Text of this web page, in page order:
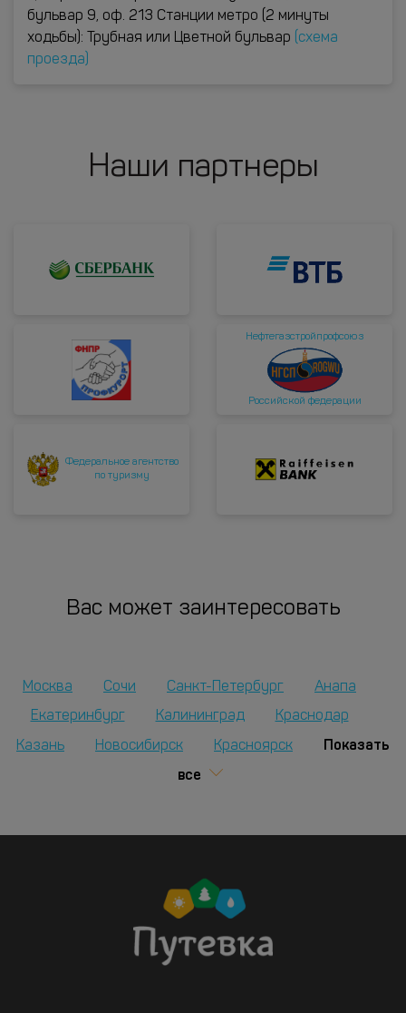
бульвар 9, оф. 213 Станции метро (2 минуты
ходьбы): Трубная или Цветной бульвар
(схема
проезда)
Наши партнеры
Нефтегазстройпрофсоюз
Российской федерации
Федеральное агентство
по туризму
Вас может заинтересовать
Москва Сочи Санкт-Петербург
Анапа
Екатеринбург
Калининград Краснодар
Казань Новосибирск Красноярск
Показать
все